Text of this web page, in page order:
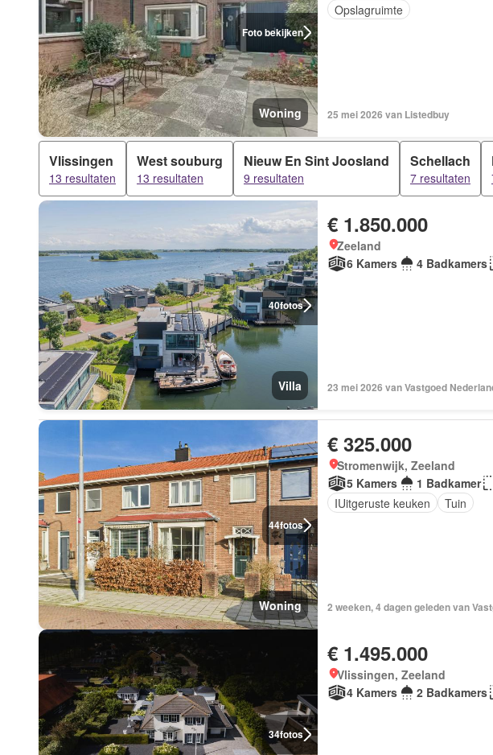
Foto bekijken
Woning
Opslagruimte
25 mei 2026 van Listedbuy
Vlissingen
13 resultaten
West souburg
13 resultaten
Nieuw En Sint Joosland
9 resultaten
Schellach
7 resultaten
40fotos
Villa
€ 1.850.000
Zeeland
6 Kamers
4 Badkamers
23 mei 2026 van Vastgoed
44fotos
Woning
€ 325.000
Stromenwijk, Zeeland
5 Kamers
1 Badkamer
IUitgeruste keuken
Tuin
2 weeken, 4 dagen geleden van
34fotos
€ 1.495.000
Vlissingen, Zeeland
4 Kamers
2 Badkamers